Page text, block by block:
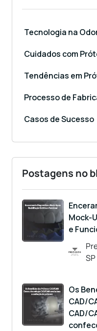
Tecnologia na
Cuidados com
Tendências em
Processo de
Casos de Sucesso
Postagens no
Mock-
e
SP
Os
CAD/
CAD/